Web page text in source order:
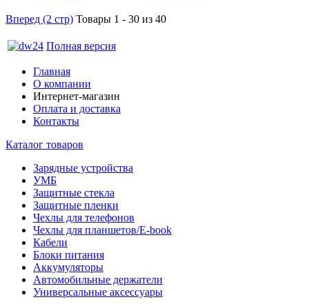
Вперед (2 стр) Товары 1 - 30 из 40
Полная версия
Главная
О компании
Интернет-магазин
Оплата и доставка
Контакты
Каталог товаров
Зарядные устройства
УМБ
Защитные стекла
Защитные пленки
Чехлы для телефонов
Чехлы для планшетов/E-book
Кабели
Блоки питания
Аккумуляторы
Автомобильные держатели
Универсальные аксессуары